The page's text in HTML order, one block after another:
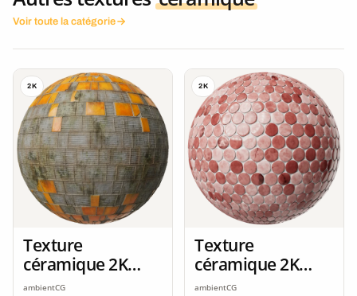
Voir toute la catégorie
2K
Texture
céramique 2K
seamless
ambientCG
2K
Texture
céramique 2K
seamless
ambientCG